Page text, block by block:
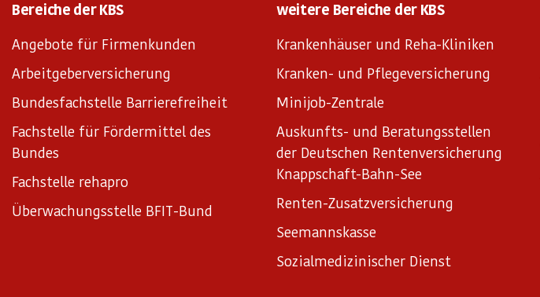
Bereiche der KBS
Angebote für Firmenkunden
Arbeitgeberversicherung
Bundesfachstelle Barrierefreiheit
Fachstelle für Fördermittel des
Bundes
Fachstelle rehapro
Überwachungsstelle BFIT-Bund
weitere Bereiche der KBS
Krankenhäuser und Reha-Kliniken
Kranken- und Pflegeversicherung
Minijob-Zentrale
Auskunfts- und Beratungsstellen
der Deutschen Rentenversicherung
Knappschaft-Bahn-See
Renten-Zusatzversicherung
Seemannskasse
Sozialmedizinischer Dienst